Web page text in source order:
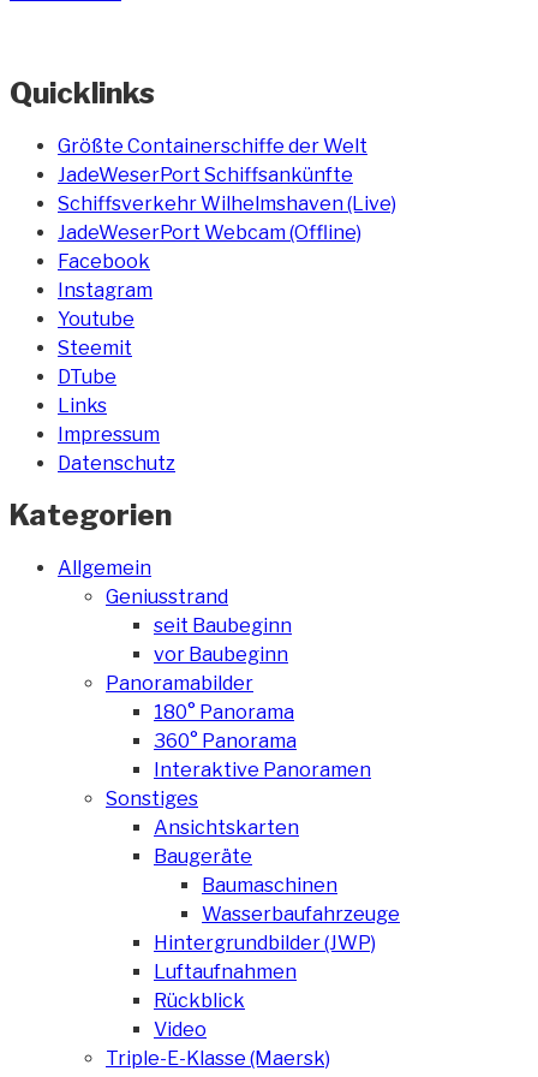
Quicklinks
Größte Containerschiffe der Welt
JadeWeserPort Schiffsankünfte
Schiffsverkehr Wilhelmshaven (Live)
JadeWeserPort Webcam (Offline)
Facebook
Instagram
Youtube
Steemit
DTube
Links
Impressum
Datenschutz
Kategorien
Allgemein
Geniusstrand
seit Baubeginn
vor Baubeginn
Panoramabilder
180° Panorama
360° Panorama
Interaktive Panoramen
Sonstiges
Ansichtskarten
Baugeräte
Baumaschinen
Wasserbaufahrzeuge
Hintergrundbilder (JWP)
Luftaufnahmen
Rückblick
Video
Triple-E-Klasse (Maersk)